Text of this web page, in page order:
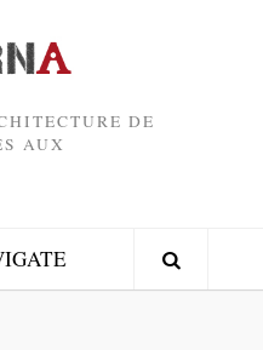
DE
AUX